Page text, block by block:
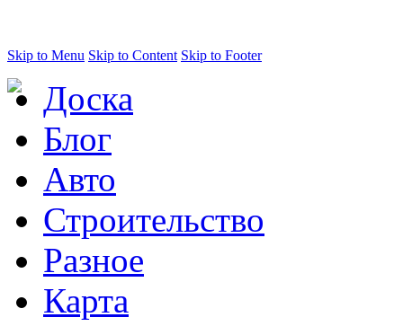
Skip to Menu Skip to Content Skip to Footer
Доска
Блог
Авто
Строительство
Разное
Карта